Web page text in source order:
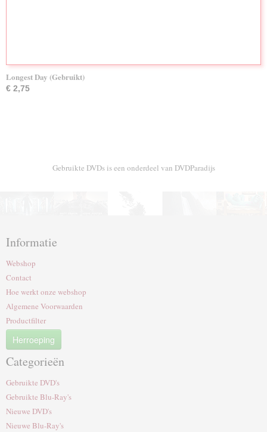
Longest Day (Gebruikt)
€ 2,75
Gebruikte DVDs is een onderdeel van DVDParadijs
Informatie
Webshop
Contact
Hoe werkt onze webshop
Algemene Voorwaarden
Productfilter
Herroeping
Categorieën
Gebruikte DVD's
Gebruikte Blu-Ray's
Nieuwe DVD's
Nieuwe Blu-Ray's